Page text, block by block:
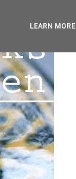
LEARN MORE